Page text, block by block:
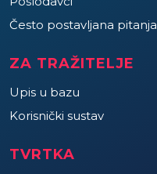
Često postavljana pitanja
ZA TRAŽITELJE
Upis u bazu
Korisnički sustav
TVRTKA